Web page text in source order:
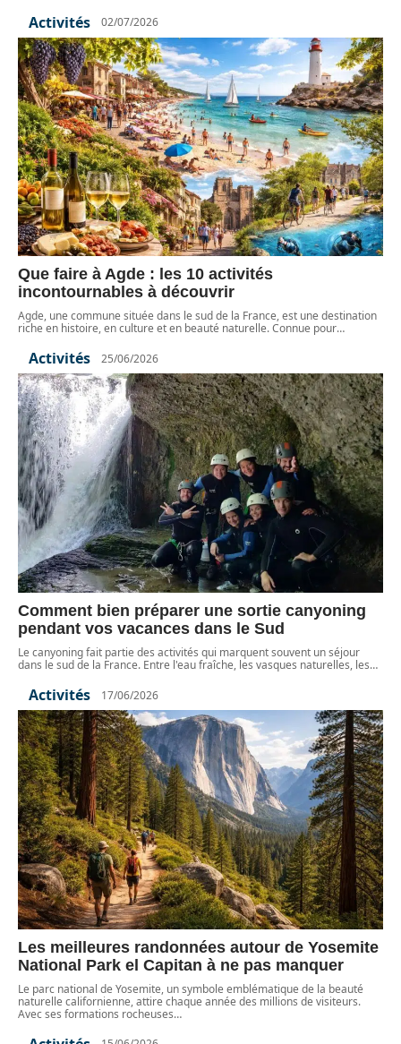
Activités 02/07/2026
Que faire à Agde : les 10 activités
incontournables à découvrir
Agde, une commune située dans le sud de la France, est une destination
riche en histoire, en culture et en beauté naturelle. Connue pour…
Activités 25/06/2026
Comment bien préparer une sortie canyoning
pendant vos vacances dans le Sud
Le canyoning fait partie des activités qui marquent souvent un séjour
dans le sud de la France. Entre l'eau fraîche, les vasques naturelles, les…
Activités 17/06/2026
Les meilleures randonnées autour de Yosemite
National Park el Capitan à ne pas manquer
Le parc national de Yosemite, un symbole emblématique de la beauté
naturelle californienne, attire chaque année des millions de visiteurs.
Avec ses formations rocheuses…